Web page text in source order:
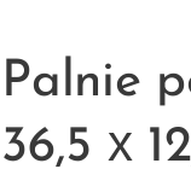
Palnie
36,5 х